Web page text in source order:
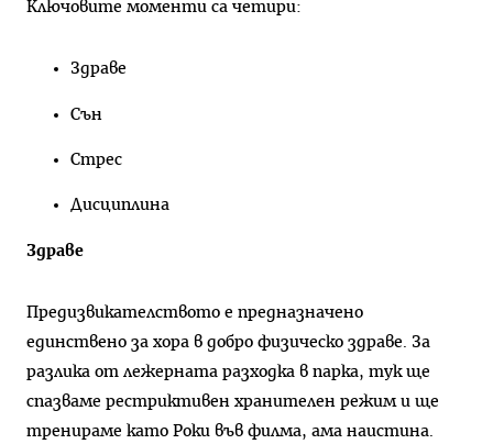
Ключовите моменти са четири:
Здраве
Сън
Стрес
Дисциплина
Здраве
Предизвикателството е предназначено
единствено за хора в добро физическо здраве. За
разлика от лежерната разходка в парка, тук ще
спазваме рестриктивен хранителен режим и ще
тренираме като Роки във филма, ама наистина.